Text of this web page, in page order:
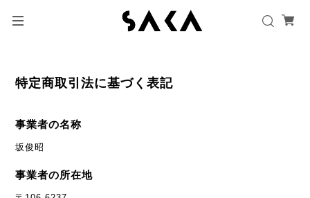
特定商取引法に基づく表記
事業者の名称
坂俊昭
事業者の所在地